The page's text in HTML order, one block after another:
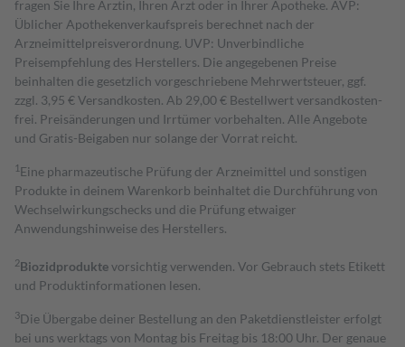
fragen Sie Ihre Ärztin, Ihren Arzt oder in Ihrer Apotheke. AVP:
Üblicher Apothekenverkaufspreis berechnet nach der
Arzneimittelpreisverordnung. UVP: Unverbindliche
Preisempfehlung des Herstellers. Die angegebenen Preise
beinhalten die gesetzlich vorgeschriebene Mehrwertsteuer, ggf.
zzgl. 3,95 € Versandkosten. Ab 29,00 € Bestell­wert versand­kosten­
frei. Preisänderungen und Irrtümer vorbehalten. Alle Angebote
und Gratis-Beigaben nur solange der Vorrat reicht.
1 Eine pharmazeutische Prüfung der Arzneimittel und sonstigen
Produkte in deinem Warenkorb beinhaltet die Durchführung von
Wechselwirkungschecks und die Prüfung etwaiger
Anwendungshinweise des Herstellers.
2Biozidproduktevorsichtig verwenden. Vor Gebrauch stets Etikett
und Produktinformationen lesen.
3Die Übergabe deiner Bestellung an den Paketdienstleister erfolgt
bei uns werktags von Montag bis Freitag bis 18:00 Uhr. Der genaue